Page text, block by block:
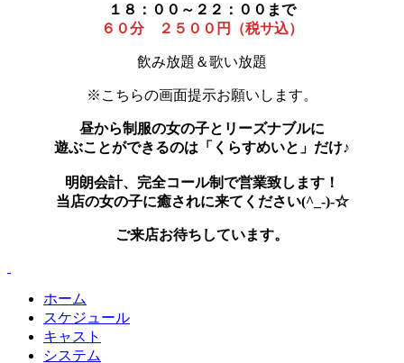
１８：００～２２：００まで
６０分 ２５００円（税サ込）
飲み放題＆歌い放題
※こちらの画面提示お願いします。
昼から制服の女の子とリーズナブルに
遊ぶことができるのは「くらすめいと」だけ♪
明朗会計、完全コール制で営業致します！
当店の女の子に癒されに来てください(^_-)-☆
ご来店お待ちしています。
ホーム
スケジュール
キャスト
システム